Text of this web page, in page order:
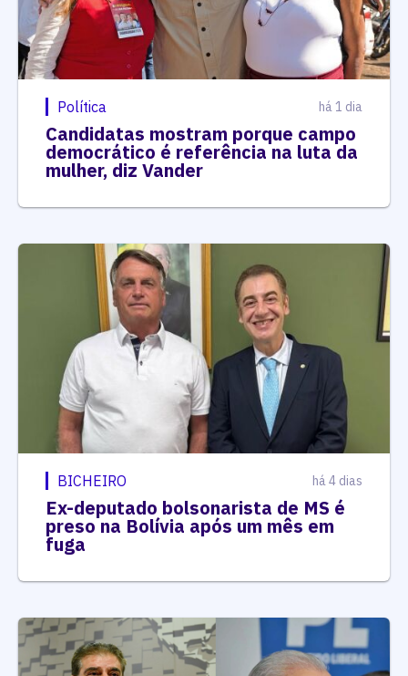
Política há 1 dia
Candidatas mostram porque campo
democrático é referência na luta da
mulher, diz Vander
BICHEIRO há 4 dias
Ex-deputado bolsonarista de MS é
preso na Bolívia após um mês em
fuga